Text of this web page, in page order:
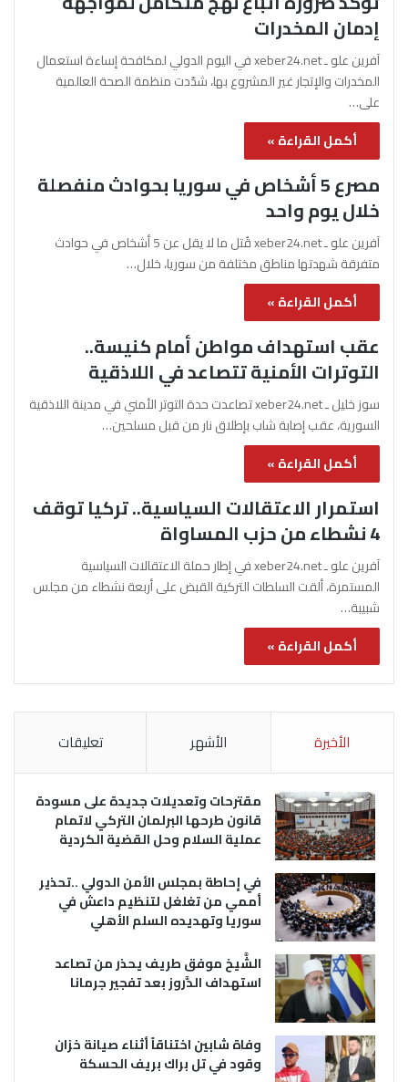
إدمان المخدرات
آفرين علو ـ xeber24.net في اليوم الدولي لمكافحة إساءة استعمال
المخدرات والإتجار غير المشروع بها، شدّدت منظمة الصحة العالمية
على…
أكمل القراءة »
مصرع 5 أشخاص في سوريا بحوادث منفصلة
خلال يوم واحد
آفرين علو ـ xeber24.net قُتل ما لا يقل عن 5 أشخاص في حوادث
متفرقة شهدتها مناطق مختلفة من سوريا، خلال…
أكمل القراءة »
عقب استهداف مواطن أمام كنيسة..
التوترات الأمنية تتصاعد في اللاذقية
سوز خليل ـ xeber24.net تصاعدت حدة التوتر الأمني في مدينة اللاذقية
السورية، عقب إصابة شاب بإطلاق نار من قبل مسلحين…
أكمل القراءة »
استمرار الاعتقالات السياسية.. تركيا توقف
4 نشطاء من حزب المساواة
آفرين علو ـ xeber24.net في إطار حملة الاعتقالات السياسية
المستمرة، ألقت السلطات التركية القبض على أربعة نشطاء من مجلس
شبيبة…
أكمل القراءة »
الأخيرة الأشهر تعليقات
مقترحات وتعديلات جديدة على مسودة
قانون طرحها البرلمان التركي لاتمام
عملية السلام وحل القضية الكردية
في إحاطة بمجلس الأمن الدولي ..تحذير
أممي من تغلغل لتنظيم داعش في
سوريا وتهديده السلم الأهلي
الشَّيخ موفق طريف يحذر من تصاعد
استهداف الدَّروز بعد تفجير جرمانا
وفاة شابين اختناقاً أثناء صيانة خزان
وقود في تل براك بريف الحسكة